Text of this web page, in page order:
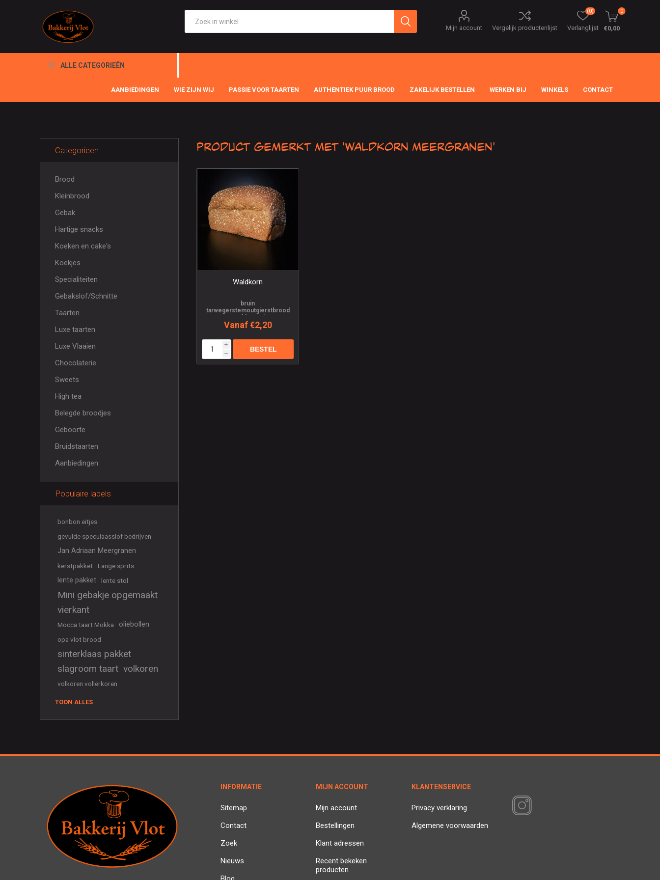
Mijn account Vergelijk productenlijst Verlanglijst
(0) 0
€0,00
ALLE CATEGORIEËN
AANBIEDINGEN WIE ZIJN WIJ PASSIE VOOR TAARTEN AUTHENTIEK PUUR BROOD ZAKELIJK BESTELLEN WERKEN BIJ WINKELS CONTACT
Product gemerkt met 'Waldkorn meergranen'
Waldkorn
bruin
tarwegerstemoutgierstbrood
lijnzaad
Vanaf €2,20
i
h
Categorieen
Brood
Kleinbrood
Gebak
Hartige snacks
Koeken en cake's
Koekjes
Specialiteiten
Gebakslof/Schnitte
Taarten
Luxe taarten
Luxe Vlaaien
Chocolaterie
Sweets
High tea
Belegde broodjes
Geboorte
Bruidstaarten
Aanbiedingen
Populaire labels
bonbon eitjes
gevulde speculaasslof bedrijven
Jan Adriaan Meergranen
kerstpakket Lange sprits
lente pakket lente stol
Mini gebakje opgemaakt
vierkant
Mocca taart Mokka oliebollen
opa vlot brood
sinterklaas pakket
slagroom taart volkoren
volkoren vollerkoren
TOON ALLES
INFORMATIE
Sitemap
Contact
Zoek
Nieuws
MIJN ACCOUNT
Mijn account
Bestellingen
Klant adressen
Recent bekeken
producten
KLANTENSERVICE
Privacy verklaring
Algemene voorwaarden